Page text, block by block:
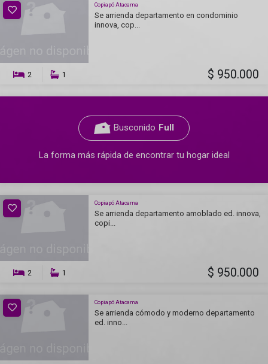
Copiapó Atacama
Se arrienda departamento en condominio
innova, cop...
2 1 $ 950.000
Busconido Full
La forma más rápida de encontrar tu hogar ideal
Copiapó Atacama
Se arrienda departamento amoblado ed. innova,
copi...
2 1 $ 950.000
Copiapó Atacama
Se arrienda cómodo y moderno departamento
ed. inno...